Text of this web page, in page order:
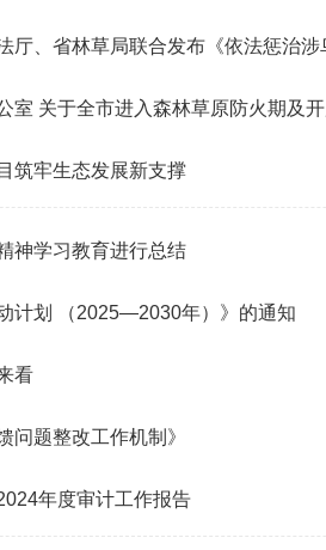
筑牢生态发展新支撑
神学习教育进行总结
计划 （2025—2030年）》的通知
看
问题整改工作机制》
年度审计工作报告